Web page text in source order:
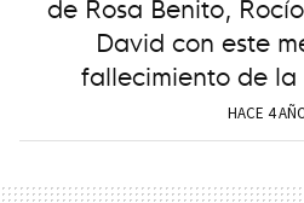
David con este
fallecimiento de
HACE 4